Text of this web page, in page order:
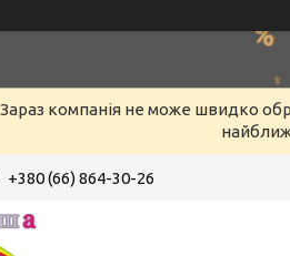
Зараз компанія не може швидко
+380 (66) 864-30-26